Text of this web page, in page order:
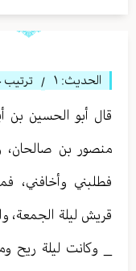
الحديث: ١ / ترتيب
قال أبو الحسين بن
منصور بن صالحان،
فطلبني وأخافني،
قريش ليلة الجمعة،
_ وكانت ليلة ريح